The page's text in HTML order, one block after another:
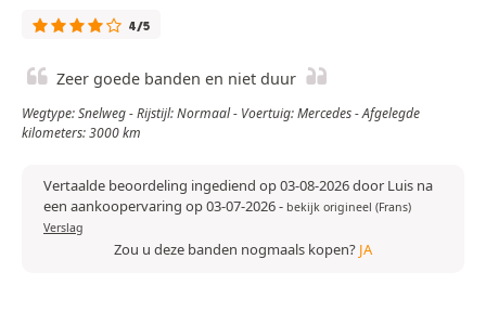
4/5
Zeer goede banden en niet duur
Wegtype: Snelweg - Rijstijl: Normaal - Voertuig: Mercedes - Afgelegde
kilometers: 3000 km
Vertaalde beoordeling ingediend op 03-08-2026 door Luis na
een aankoopervaring op 03-07-2026- bekijk origineel (Frans)
Verslag
Zou u deze banden nogmaals kopen? JA